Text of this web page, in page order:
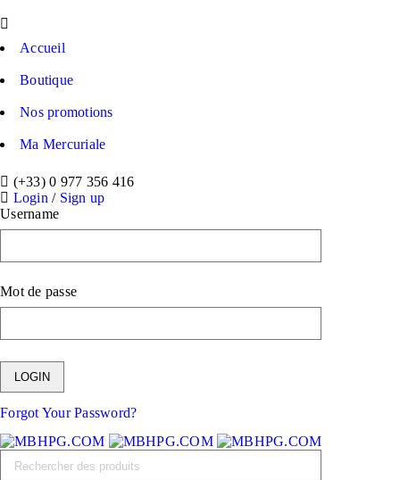
Accueil
Boutique
Nos promotions
Ma Mercuriale
(+33) 0 977 356 416
Login / Sign up
Username
Mot de passe
Forgot Your Password?